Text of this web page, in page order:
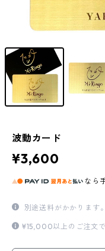
波動カード
¥3,600
なら
別途送料がかかります
¥15,000以上のご注文